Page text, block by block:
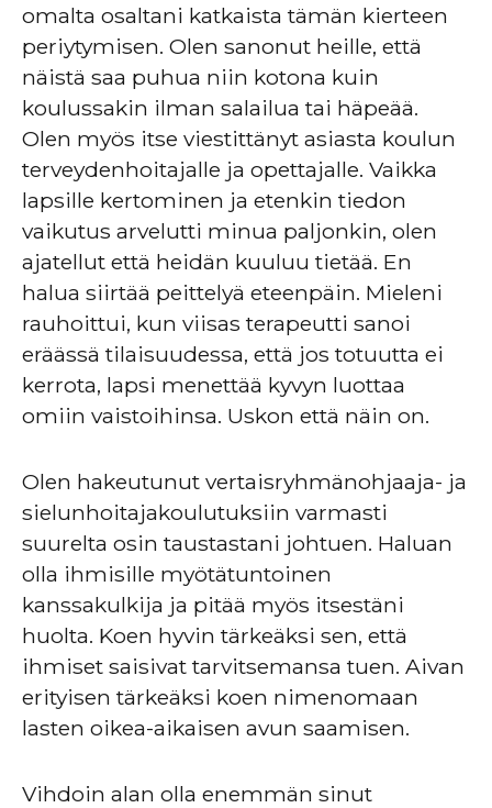
omalta osaltani katkaista tämän kierteen
periytymisen. Olen sanonut heille, että
näistä saa puhua niin kotona kuin
koulussakin ilman salailua tai häpeää.
Olen myös itse viestittänyt asiasta koulun
terveydenhoitajalle ja opettajalle. Vaikka
lapsille kertominen ja etenkin tiedon
vaikutus arvelutti minua paljonkin, olen
ajatellut että heidän kuuluu tietää. En
halua siirtää peittelyä eteenpäin. Mieleni
rauhoittui, kun viisas terapeutti sanoi
eräässä tilaisuudessa, että jos totuutta ei
kerrota, lapsi menettää kyvyn luottaa
omiin vaistoihinsa. Uskon että näin on.
Olen hakeutunut vertaisryhmänohjaaja- ja
sielunhoitajakoulutuksiin varmasti
suurelta osin taustastani johtuen. Haluan
olla ihmisille myötätuntoinen
kanssakulkija ja pitää myös itsestäni
huolta. Koen hyvin tärkeäksi sen, että
ihmiset saisivat tarvitsemansa tuen. Aivan
erityisen tärkeäksi koen nimenomaan
lasten oikea-aikaisen avun saamisen.
Vihdoin alan olla enemmän sinut